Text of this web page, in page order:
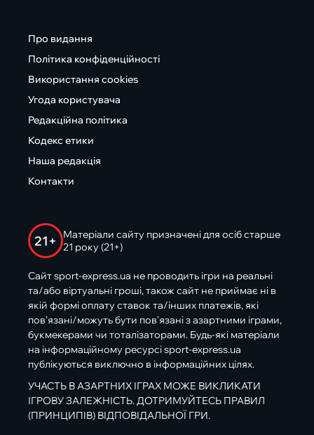
Про видання
Політика конфіденційності
Використання cookies
Угода користувача
Редакційна політика
Кодекс етики
Наша редакція
Контакти
21+
Матеріали сайту призначені для осіб старше
21 року (21+)
Сайт sport-express.ua не проводить ігри на реальні
та/або віртуальні гроші, також сайт не приймає ні в
якій формі оплату ставок та/інших платежів, які
пов’язані/можуть бути пов’язані з азартними іграми,
букмекерами чи тоталізаторами. Будь-які матеріали
на інформаційному ресурсі sport-express.ua
публікуються виключно в інформаційних цілях.
УЧАСТЬ В АЗАРТНИХ ІГРАХ МОЖЕ ВИКЛИКАТИ
ІГРОВУ ЗАЛЕЖНІСТЬ. ДОТРИМУЙТЕСЬ ПРАВИЛ
(ПРИНЦИПІВ) ВІДПОВІДАЛЬНОЇ ГРИ.